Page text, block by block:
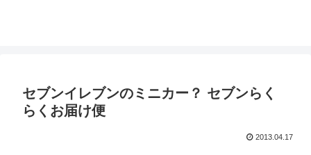
セブンイレブンのミニカー？ セブンらく
らくお届け便
2013.04.17